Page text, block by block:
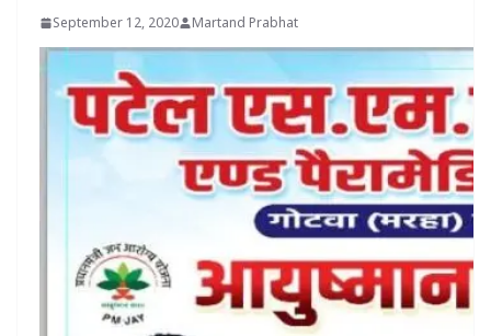
September 12, 2020 Martand Prabhat